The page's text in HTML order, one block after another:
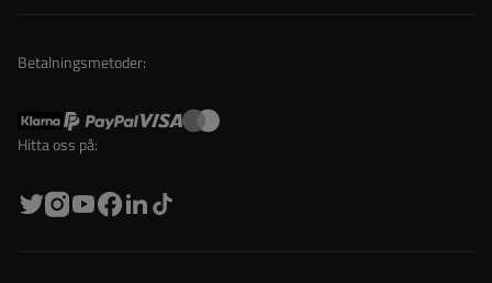
Betalningsmetoder:
Hitta oss på: